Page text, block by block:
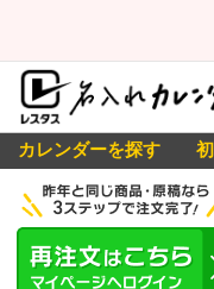
カレンダーを探す